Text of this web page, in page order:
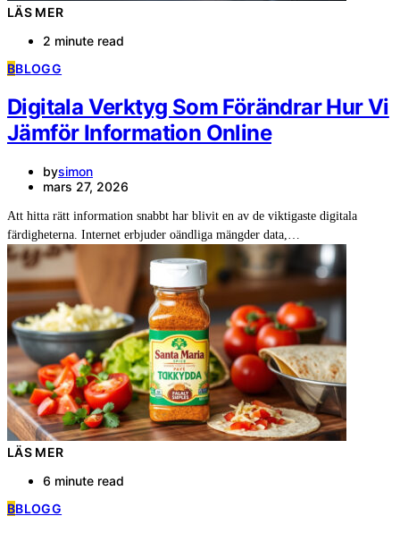
LÄS MER
2 minute read
BBLOGG
Digitala Verktyg Som Förändrar Hur Vi
Jämför Information Online
bysimon
mars 27, 2026
Att hitta rätt information snabbt har blivit en av de viktigaste digitala
färdigheterna. Internet erbjuder oändliga mängder data,…
LÄS MER
6 minute read
BBLOGG